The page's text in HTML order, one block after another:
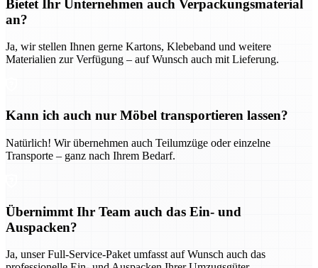
Bietet Ihr Unternehmen auch Verpackungsmaterial
an?
Ja, wir stellen Ihnen gerne Kartons, Klebeband und weitere
Materialien zur Verfügung – auf Wunsch auch mit Lieferung.
Kann ich auch nur Möbel transportieren lassen?
Natürlich! Wir übernehmen auch Teilumzüge oder einzelne
Transporte – ganz nach Ihrem Bedarf.
Übernimmt Ihr Team auch das Ein- und
Auspacken?
Ja, unser Full-Service-Paket umfasst auf Wunsch auch das